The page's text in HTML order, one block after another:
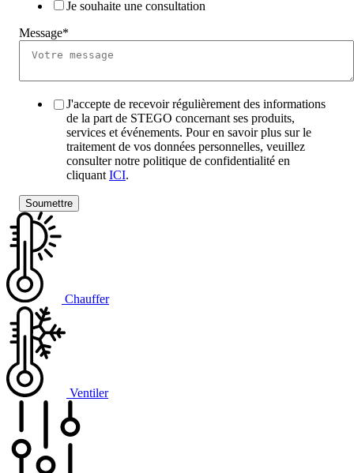
Je souhaite une consultation
Message*
J'accepte de recevoir régulièrement des informations
de la part de STEGO concernant ses produits,
services et événements. Pour en savoir plus sur le
traitement de vos données personnelles, veuillez
consulter notre politique de confidentialité en
cliquant ICI.
Chauffer
Ventiler